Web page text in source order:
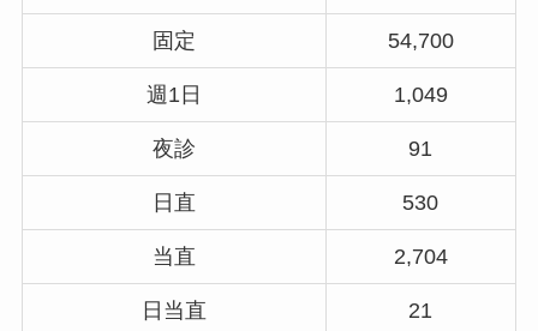
固定 54,700
週1日 1,049
夜診 91
日直 530
当直 2,704
日当直 21